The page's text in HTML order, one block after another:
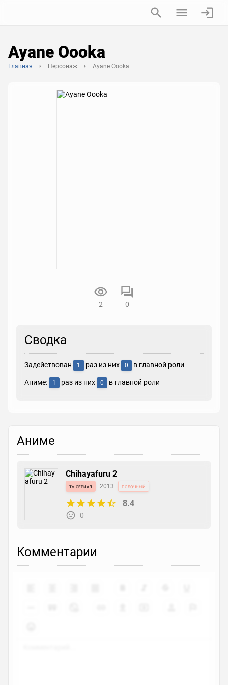
Ayane Oooka
Главная Персонаж Ayane Oooka
2 0
Сводка
Задействован 1 раз из них 0 в главной роли
Аниме: 1 раз из них 0 в главной роли
Аниме
Chihayafuru 2
tv сериал 2013 побочный
8.4
0
Комментарии